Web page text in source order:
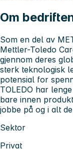
Om
Som en del av
Mettler-Toledo
gjennom deres
sterk teknologisk
potensial for
TOLEDO har
bare innen
jobbe på og i alt
Sektor
Privat